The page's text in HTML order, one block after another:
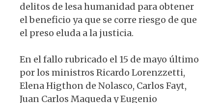
delitos de lesa humanidad para obtener
el beneficio ya que se corre riesgo de que
el preso eluda a la justicia.
En el fallo rubricado el 15 de mayo último
por los ministros Ricardo Lorenzzetti,
Elena Higthon de Nolasco, Carlos Fayt,
Juan Carlos Maqueda y Eugenio